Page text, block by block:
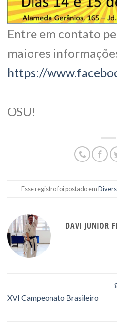
Entre em contato
maiores
https://
OSU!
Esse registro foi postado em
DAVI JUNIOR
XVI Campeonato Brasileiro